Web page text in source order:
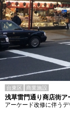
台東区 商業施設
浅草雷門通り商店街ア
アーケード改修に伴う